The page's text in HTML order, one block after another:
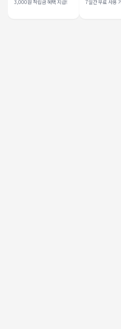
3,000원 적립금 혜택 지급! 7일간 무료 사용